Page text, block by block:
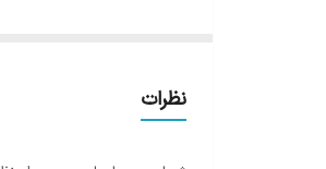
درب‌های وکیوم با واشر
قفل ایمنی با ضامن، برای
بند حمل پارچه‌ای طرح‌دار (enjoy cup time)
نظرات